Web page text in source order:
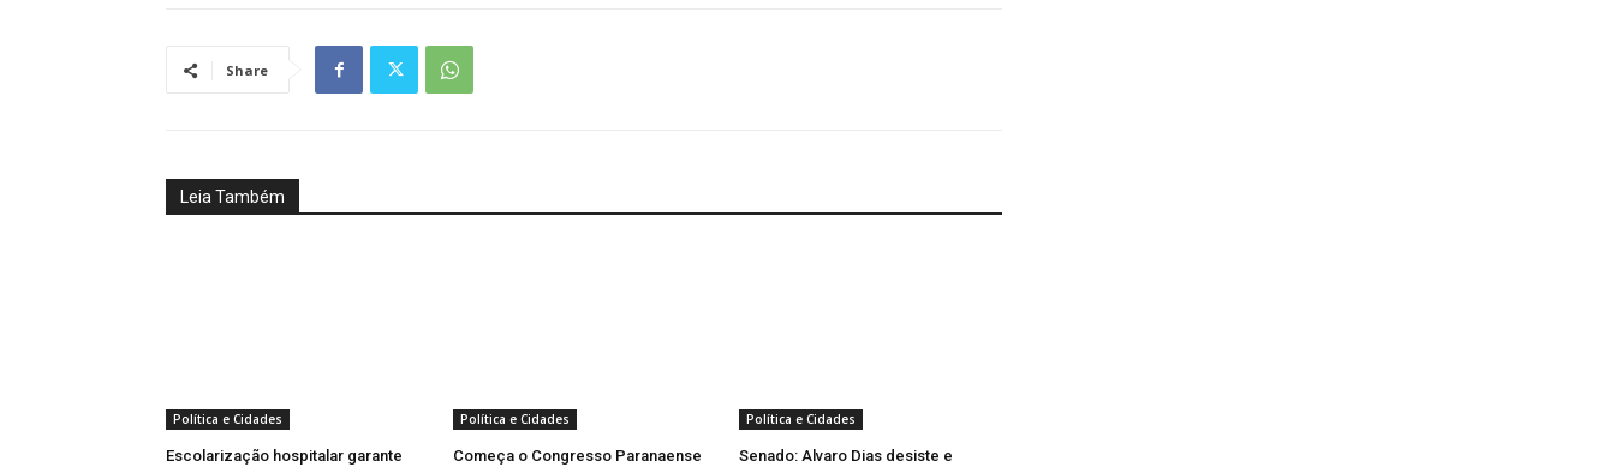
Share
Leia Também
Política e Cidades
Escolarização hospitalar garante
Política e Cidades
Começa o Congresso Paranaense
Política e Cidades
Senado: Alvaro Dias desiste e